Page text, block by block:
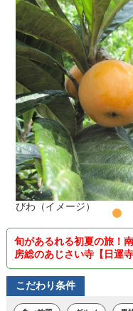
びわ（イメージ）
旬があるれる初夏の旅！
房総のあじさい寺【日運
こだわり条件